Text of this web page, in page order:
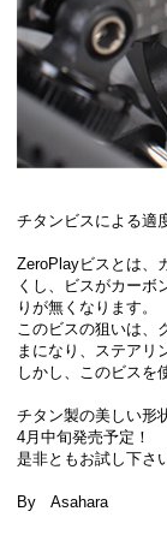
チタンビスによる適
ZeroPlayビスとは、
くし、ビスがカーボ
りが無くなります。
このビスの狙いは、
まになり、ステアリ
しかし、このビスを
チタン製の美しい形
4月中旬発売予定！
是非ともお試し下さ
By Asahara